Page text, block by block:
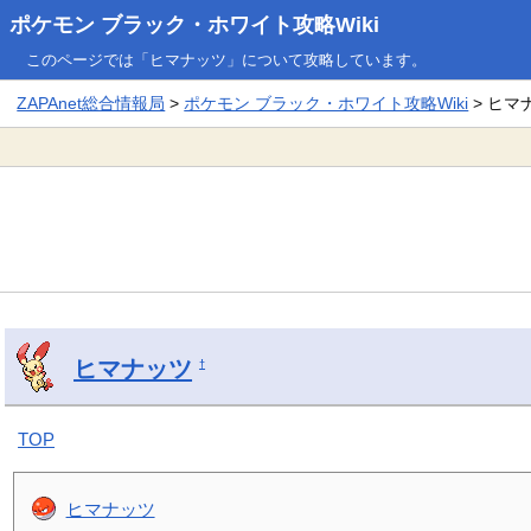
ポケモン ブラック・ホワイト攻略Wiki
このページでは「ヒマナッツ」について攻略しています。
ZAPAnet総合情報局 >ポケモン ブラック・ホワイト攻略Wiki > ヒマ
ヒマナッツ †
TOP
ヒマナッツ